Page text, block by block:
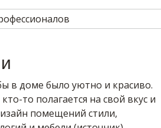
в доме было уютно и красиво.
то полагается на свой вкус и
помещений стили,